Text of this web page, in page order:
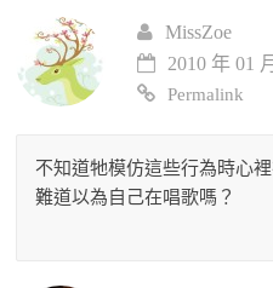
MissZoe
2010 年 01
Permalink
不知道牠模仿這些行為時心
難道以為自己在唱歌嗎？